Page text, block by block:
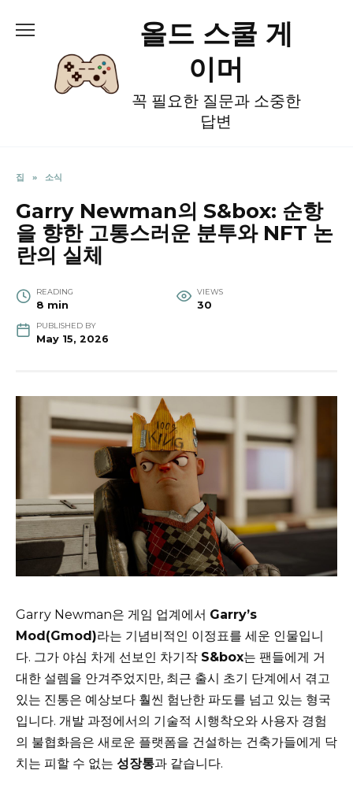
올드 스쿨 게
이머
꼭 필요한 질문과 소중한
답변
집 » 소식
Garry Newman의 S&box: 순항
을 향한 고통스러운 분투와 NFT 논
란의 실체
READING
8 min
VIEWS
30
PUBLISHED BY
May 15, 2026
Garry Newman은 게임 업계에서 Garry’s
Mod(Gmod)라는 기념비적인 이정표를 세운 인물입니
다. 그가 야심 차게 선보인 차기작 S&box는 팬들에게 거
대한 설렘을 안겨주었지만, 최근 출시 초기 단계에서 겪고
있는 진통은 예상보다 훨씬 험난한 파도를 넘고 있는 형국
입니다. 개발 과정에서의 기술적 시행착오와 사용자 경험
의 불협화음은 새로운 플랫폼을 건설하는 건축가들에게 닥
치는 피할 수 없는 성장통과 같습니다.